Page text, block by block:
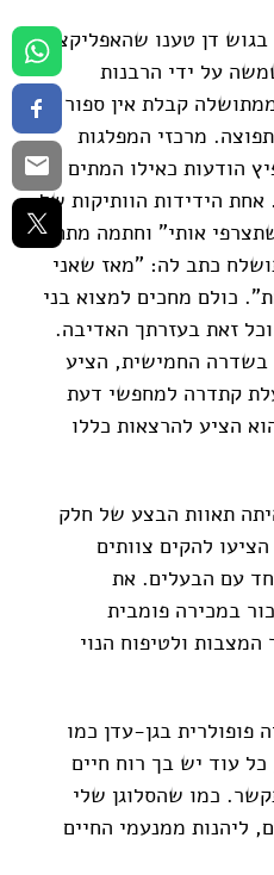
בגוש דן טענו שהאפליקציה
על ידי הרבנות
קבלת אין ספור
מרכזי המפלגות
הודעות כאילו המתים
הידידות הוותיקות של
אותי" וחתמה מתחת
כתב לה: "מאז שאני
כולם מחכים למצוא בני
זאת בעזרתך האדיבה.
בשדרה החמישית, הציע
קתדרה למחפשי דעת
הציע להרצאות כללו
תאוות הבצע של חלק
להקים צוותים
עם הבעלים. את
במכירה פומבית
ולטיפוח הנוי
פופולרית בגן-עדן כמו
עוד יש בך רוח חיים
כמו שהסלוגן שלי
ליהנות ממנעמי החיים